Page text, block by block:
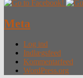
Meta
Log ind
Indlægsfeed
Kommentarfeed
WordPress.org